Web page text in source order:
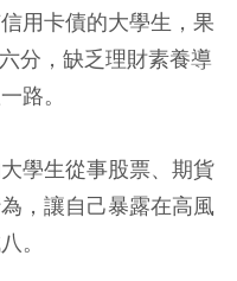
用卡債的大學生，果
分，缺乏理財素養導
路。
學生從事股票、期貨
，讓自己暴露在高風
。